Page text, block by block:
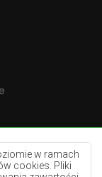
w ramach
cookies. Pliki